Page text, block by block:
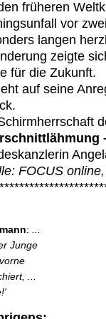
früheren
vor
langen
zeigte
für die Zukunft.
auf seine
FOCUS
:
Junge
...